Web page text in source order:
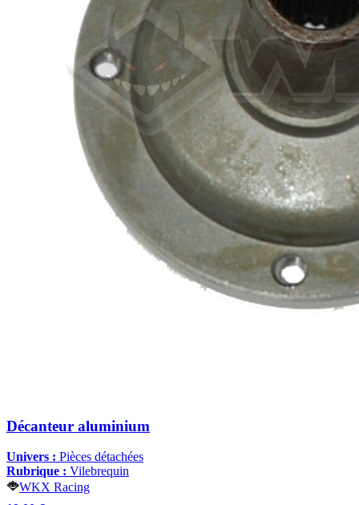
Décanteur aluminium
Univers : Pièces détachées
Rubrique : Vilebrequin
WKX Racing